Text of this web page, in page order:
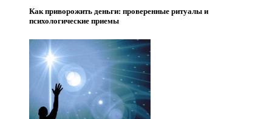
Как приворожить деньги: проверенные ритуалы и
психологические приемы